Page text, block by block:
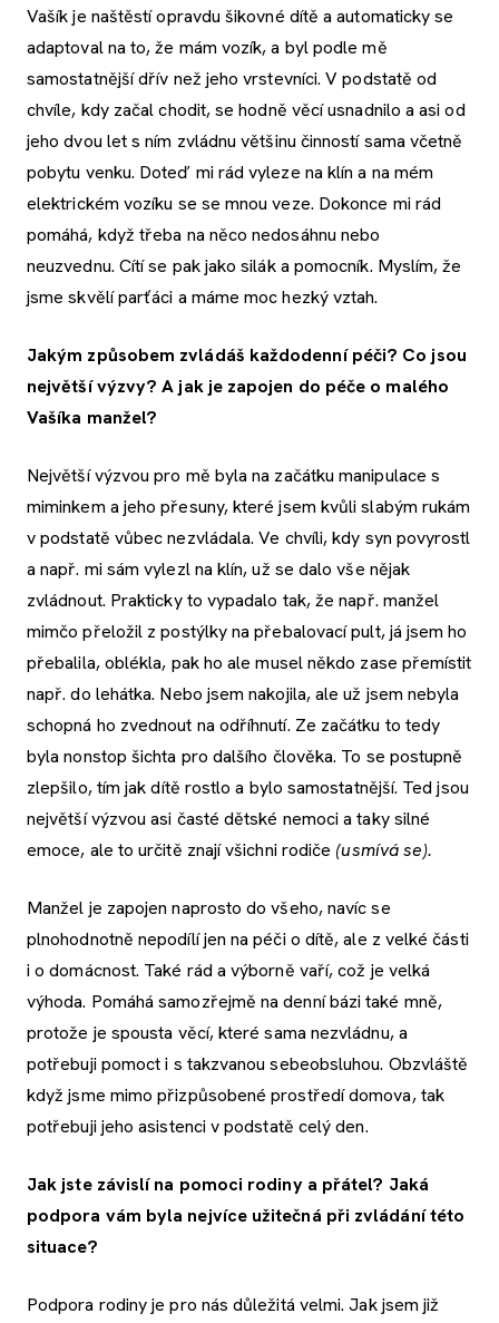
Vašík je naštěstí opravdu šikovné dítě a automaticky se
adaptoval na to, že mám vozík, a byl podle mě
samostatnější dřív než jeho vrstevníci. V podstatě od
chvíle, kdy začal chodit, se hodně věcí usnadnilo a asi od
jeho dvou let s ním zvládnu většinu činností sama včetně
pobytu venku. Doteď mi rád vyleze na klín a na mém
elektrickém vozíku se se mnou veze. Dokonce mi rád
pomáhá, když třeba na něco nedosáhnu nebo
neuzvednu. Cítí se pak jako silák a pomocník. Myslím, že
jsme skvělí parťáci a máme moc hezký vztah.
Jakým způsobem zvládáš každodenní péči? Co jsou
největší výzvy? A jak je zapojen do péče o malého
Vašíka manžel?
Největší výzvou pro mě byla na začátku manipulace s
miminkem a jeho přesuny, které jsem kvůli slabým rukám
v podstatě vůbec nezvládala. Ve chvíli, kdy syn povyrostl
a např. mi sám vylezl na klín, už se dalo vše nějak
zvládnout. Prakticky to vypadalo tak, že např. manžel
mimčo přeložil z postýlky na přebalovací pult, já jsem ho
přebalila, oblékla, pak ho ale musel někdo zase přemístit
např. do lehátka. Nebo jsem nakojila, ale už jsem nebyla
schopná ho zvednout na odříhnutí. Ze začátku to tedy
byla nonstop šichta pro dalšího člověka. To se postupně
zlepšilo, tím jak dítě rostlo a bylo samostatnější. Ted jsou
největší výzvou asi časté dětské nemoci a taky silné
emoce, ale to určitě znají všichni rodiče (usmívá se).
Manžel je zapojen naprosto do všeho, navíc se
plnohodnotně nepodílí jen na péči o dítě, ale z velké části
i o domácnost. Také rád a výborně vaří, což je velká
výhoda. Pomáhá samozřejmě na denní bázi také mně,
protože je spousta věcí, které sama nezvládnu, a
potřebuji pomoct i s takzvanou sebeobsluhou. Obzvláště
když jsme mimo přizpůsobené prostředí domova, tak
potřebuji jeho asistenci v podstatě celý den.
Jak jste závislí na pomoci rodiny a přátel? Jaká
podpora vám byla nejvíce užitečná při zvládání této
situace?
Podpora rodiny je pro nás důležitá velmi. Jak jsem již